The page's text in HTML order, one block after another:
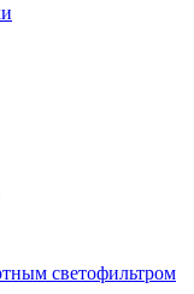
светофильтром